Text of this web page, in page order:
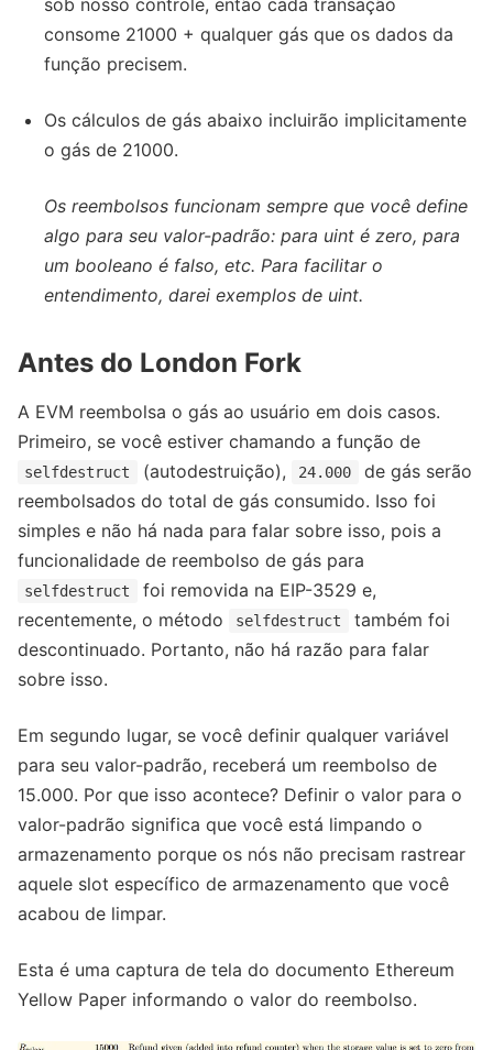
sob nosso controle, então cada transação
consome 21000 + qualquer gás que os dados da
função precisem.
Os cálculos de gás abaixo incluirão implicitamente
o gás de 21000.
Os reembolsos funcionam sempre que você define
algo para seu valor-padrão: para uint é zero, para
um booleano é falso, etc. Para facilitar o
entendimento, darei exemplos de uint.
Antes do London Fork
A EVM reembolsa o gás ao usuário em dois casos.
Primeiro, se você estiver chamando a função de
selfdestruct (autodestruição), 24.000
de gás serão
reembolsados ​​do total de gás consumido. Isso foi
simples e não há nada para falar sobre isso, pois a
funcionalidade de reembolso de gás para
selfdestruct
foi removida na EIP-3529 e,
recentemente, o método
selfdestruct
também foi
descontinuado. Portanto, não há razão para falar
sobre isso.
Em segundo lugar, se você definir qualquer variável
para seu valor-padrão, receberá um reembolso de
15.000. Por que isso acontece? Definir o valor para o
valor-padrão significa que você está limpando o
armazenamento porque os nós não precisam rastrear
aquele slot específico de armazenamento que você
acabou de limpar.
Esta é uma captura de tela do documento Ethereum
Yellow Paper informando o valor do reembolso.